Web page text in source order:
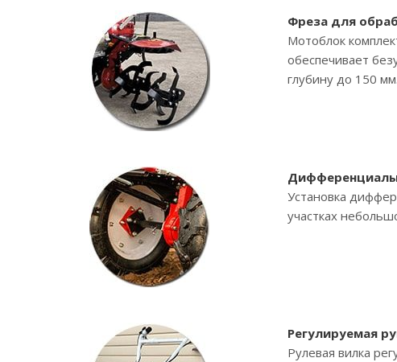
Фреза для
Мотоблок
обеспечивает
глубину до 150 мм.
Установка
участках
Регулируемая
Рулевая вилка